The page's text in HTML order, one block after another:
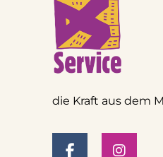
die Kraft aus dem